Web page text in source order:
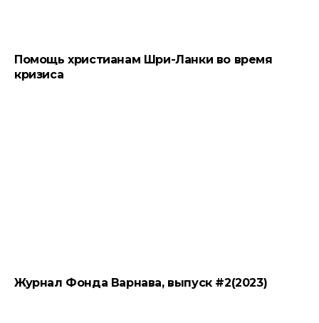
Помощь христианам Шри-Ланки во время
кризиса
Журнал Фонда Варнава, выпуск #2(2023)